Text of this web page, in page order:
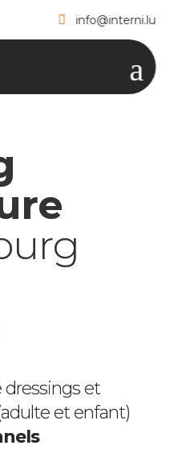
 info@interni.lu
a
dressings et
et enfant)